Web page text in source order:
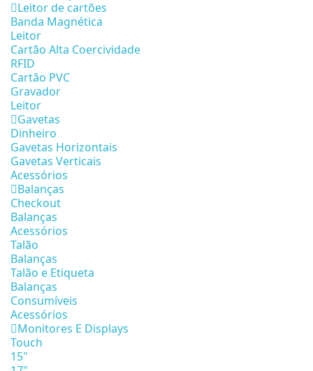
Leitor de cartões
Banda Magnética
Leitor
Cartão Alta Coercividade
RFID
Cartão PVC
Gravador
Leitor
Gavetas
Dinheiro
Gavetas Horizontais
Gavetas Verticais
Acessórios
Balanças
Checkout
Balanças
Acessórios
Talão
Balanças
Talão e Etiqueta
Balanças
Consumíveis
Acessórios
Monitores E Displays
Touch
15"